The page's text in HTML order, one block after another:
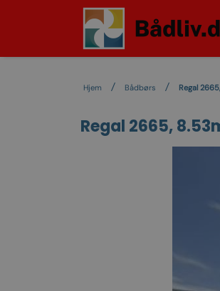
Hjem Bådbørs Regal
Regal 2665,